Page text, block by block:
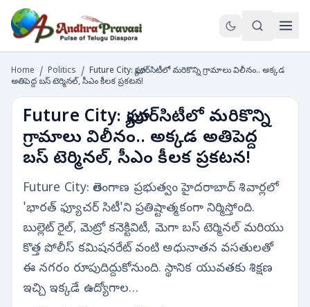
Home / Politics / Future City: ఫ్యూచర్‌సిటీలో మరికొన్ని గ్రామాలు విలీనం.. అక్కడ
అతిపెద్ద బస్ టెర్మినల్, సీఎం కీలక ప్రకటన!
Future City: ఫ్యూచర్‌సిటీలో మరికొన్ని
గ్రామాలు విలీనం.. అక్కడ అతిపెద్ద
బస్ టెర్మినల్, సీఎం కీలక ప్రకటన!
Future City: తెలంగాణ ప్రభుత్వం హైదరాబాద్ శివార్లలో
'భారత్ ఫ్యూచర్ సిటీ'ని ప్రతిష్టాత్మకంగా నిర్మిస్తోంది.
బుల్లెట్ రైల్, మెట్రో కనెక్టివిటీ, మెగా బస్ టెర్మినల్ మరియు
కొత్త పోలీస్ కమిషనరేట్ వంటి అధునాతన వసతులతో
ఈ నగరం రూపుదిద్దుకోనుంది. స్థానిక యువతకు శిక్షణ
ఇచ్చి ఇక్కడే ఉద్యోగాల…